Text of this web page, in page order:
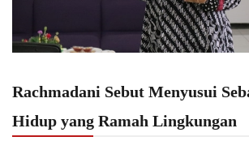
Rachmadani Sebut Menyusui
Hidup yang Ramah Lingkungan